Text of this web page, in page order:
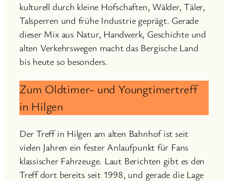
kulturell durch kleine Hofschaften, Wälder, Täler,
Talsperren und frühe Industrie geprägt. Gerade
dieser Mix aus Natur, Handwerk, Geschichte und
alten Verkehrswegen macht das Bergische Land
bis heute so besonders.
Zum Oldtimer- und Youngtimertreff
in Hilgen
Der Treff in Hilgen am alten Bahnhof ist seit
vielen Jahren ein fester Anlaufpunkt für Fans
klassischer Fahrzeuge. Laut Berichten gibt es den
Treff dort bereits seit 1998, und gerade die Lage